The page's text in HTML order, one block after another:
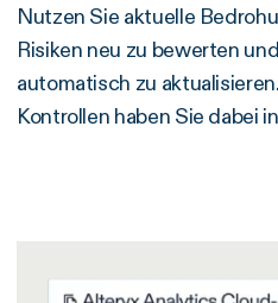
Nutzen Sie aktuelle
Risiken neu zu bewerten
automatisch zu
Kontrollen haben Sie dabei